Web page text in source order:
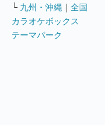
└ 九州・沖縄 ｜ 全国
カラオケボックス
テーマパーク